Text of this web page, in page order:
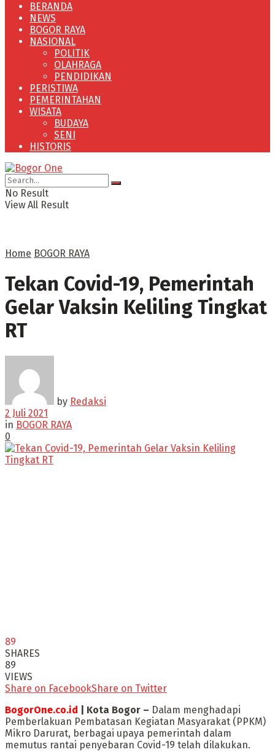
BERANDA
NEWS
BOGOR RAYA
NASIONAL
POLITIK
OLAHRAGA
PENDIDIKAN
PERISTIWA
PEMERINTAHAN
WISATA
BUDAYA
SENI
HISTORIS
No Result
View All Result
Home BOGOR RAYA
Tekan Covid-19, Pemerintah
Gelar Vaksin Keliling Tingkat
RT
by Redaksi
2 Juli 2021
in BOGOR RAYA
0
89
SHARES
89
VIEWS
Share on FacebookShare on Twitter
BogorOne.co.id
| Kota Bogor – Dalam menghadapi
Pemberlakuan Pembatasan Kegiatan Masyarakat (PPKM)
Mikro Darurat, berbagai upaya pemerintah dalam
memutus rantai penyebaran Covid-19 telah dilakukan.